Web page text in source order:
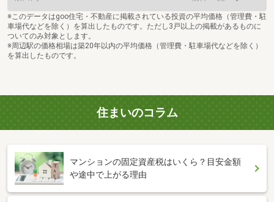
※このデータはgoo住宅・不動産に掲載されている投資の平均価格（管理費・駐
車場代などを除く）を算出したものです。ただし3戸以上の掲載があるものに
ついてのみ対象とします。
※周辺駅の価格相場は築20年以内の平均価格（管理費・駐車場代などを除く）
を算出したものです。
住まいのコラム
マンションの固定資産税はいくら？目安金額
や途中で上がる理由